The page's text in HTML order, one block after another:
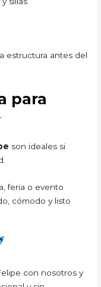
estructura antes del
para
son ideales si
feria o evento
cómodo y listo
con nosotros y